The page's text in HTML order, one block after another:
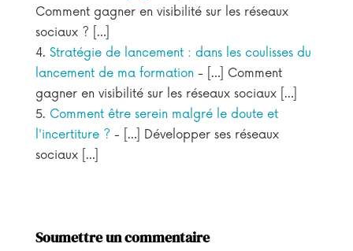
Comment gagner en visibilité sur les réseaux
sociaux ? […]
Stratégie de lancement : dans les coulisses du
lancement de ma formation- […] Comment
gagner en visibilité sur les réseaux sociaux […]
Comment être serein malgré le doute et
l'incertiture ? - […] Développer ses réseaux
sociaux […]
Soumettre un commentaire